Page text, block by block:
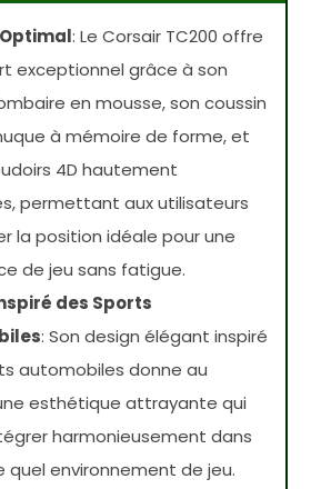
: Le Corsair TC200 offre
exceptionnel grâce à son
en mousse, son coussin
à mémoire de forme, et
4D hautement
permettant aux utilisateurs
la position idéale pour une
de jeu sans fatigue.
des Sports
: Son design élégant inspiré
automobiles donne au
esthétique attrayante qui
harmonieusement dans
quel environnement de jeu.